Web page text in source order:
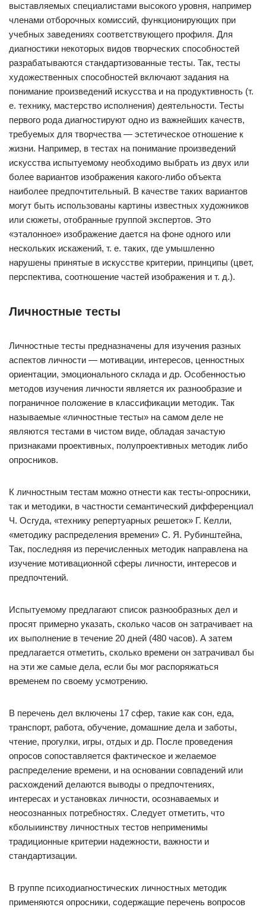
выставляемых специалистами высокого уровня, например
членами отборочных комиссий, функционирующих при
учебных заведениях соответствующего профиля. Для
диагностики некоторых видов творческих способностей
разрабатываются стандартизованные тесты. Так, тесты
художественных способностей включают задания на
понимание произведений искусства и на продуктивность (т.
е. технику, мастерство исполнения) деятельности. Тесты
первого рода диагностируют одно из важнейших качеств,
требуемых для творчества — эстетическое отношение к
жизни. Например, в тестах на понимание произведений
искусства испытуемому необходимо выбрать из двух или
более вариантов изображения какого-либо объекта
наиболее предпочтительный. В качестве таких вариантов
могут быть использованы картины известных художников
или сюжеты, отобранные группой экспертов. Это
«эталонное» изображение дается на фоне одного или
нескольких искажений, т. е. таких, где умышленно
нарушены принятые в искусстве критерии, принципы (цвет,
перспектива, соотношение частей изображения и т. д.).
Личностные тесты
Личностные тесты предназначены для изучения разных
аспектов личности — мотивации, интересов, ценностных
ориентации, эмоционального склада и др. Особенностью
методов изучения личности является их разнообразие и
пограничное положение в классификации методик. Так
называемые «личностные тесты» на самом деле не
являются тестами в чистом виде, обладая зачастую
признаками проективных, полупроективных методик либо
опросников.
К личностным тестам можно отнести как тесты-опросники,
так и методики, в частности семантический дифференциал
Ч. Осгуда, «технику репертуарных решеток» Г. Келли,
«методику распределения времени» С. Я. Рубинштейна,
Так, последняя из перечисленных методик направлена на
изучение мотивационной сферы личности, интересов и
предпочтений.
Испытуемому предлагают список разнообразных дел и
просят примерно указать, сколько часов он затрачивает на
их выполнение в течение 20 дней (480 часов). А затем
предлагается отметить, сколько времени он затрачивал бы
на эти же самые дела, если бы мог распоряжаться
временем по своему усмотрению.
В перечень дел включены 17 сфер, такие как сон, еда,
транспорт, работа, обучение, домашние дела и заботы,
чтение, прогулки, игры, отдых и др. После проведения
опросов сопоставляется фактическое и желаемое
распределение времени, и на основании совпадений или
расхождений делаются выводы о предпочтениях,
интересах и установках личности, осознаваемых и
неосознанных потребностях. Следует отметить, что
кболыиинству личностных тестов неприменимы
традиционные критерии надежности, важности и
стандартизации.
В группе психодиагностических личностных методик
применяются опросники, содержащие перечень вопросов